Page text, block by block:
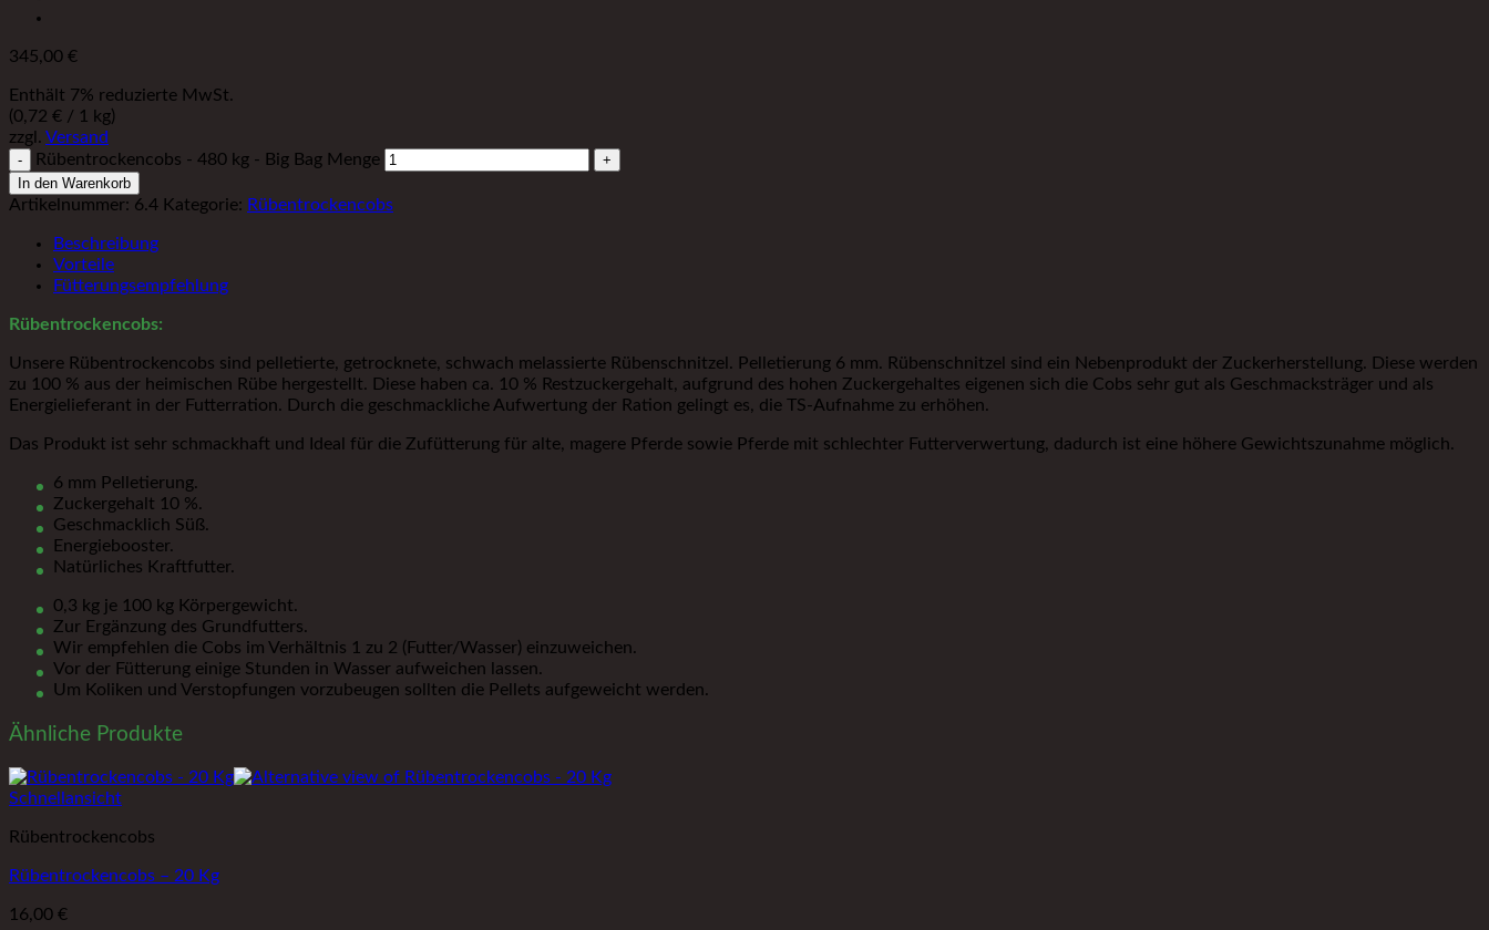
345,00 €
Enthält 7% reduzierte MwSt.
(0,72 € / 1 kg)
zzgl. Versand
Rübentrockencobs - 480 kg - Big Bag Menge
In den Warenkorb
Artikelnummer: 6.4 Kategorie: Rübentrockencobs
Beschreibung
Vorteile
Fütterungsempfehlung
Rübentrockencobs:
Unsere Rübentrockencobs sind pelletierte, getrocknete, schwach melassierte Rübenschnitzel. Pelletierung 6 mm. Rübenschnitzel sind ein Nebenprodukt der Zuckerherstellung. Diese werden
zu 100 % aus der heimischen Rübe hergestellt. Diese haben ca. 10 % Restzuckergehalt, aufgrund des hohen Zuckergehaltes eigenen sich die Cobs sehr gut als Geschmacksträger und als
Energielieferant in der Futterration. Durch die geschmackliche Aufwertung der Ration gelingt es, die TS-Aufnahme zu erhöhen.
Das Produkt ist sehr schmackhaft und Ideal für die Zufütterung für alte, magere Pferde sowie Pferde mit schlechter Futterverwertung, dadurch ist eine höhere Gewichtszunahme möglich.
6 mm Pelletierung.
Zuckergehalt 10 %.
Geschmacklich Süß.
Energiebooster.
Natürliches Kraftfutter.
0,3 kg je 100 kg Körpergewicht.
Zur Ergänzung des Grundfutters.
Wir empfehlen die Cobs im Verhältnis 1 zu 2 (Futter/Wasser) einzuweichen.
Vor der Fütterung einige Stunden in Wasser aufweichen lassen.
Um Koliken und Verstopfungen vorzubeugen sollten die Pellets aufgeweicht werden.
Ähnliche Produkte
Schnellansicht
Rübentrockencobs
Rübentrockencobs – 20 Kg
16,00 €